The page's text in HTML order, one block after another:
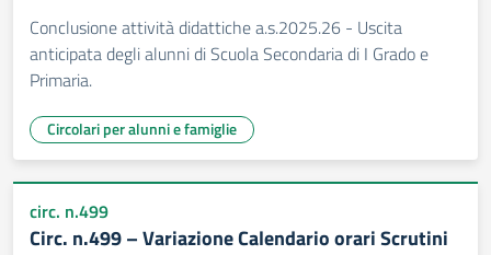
Conclusione attività didattiche a.s.2025.26 - Uscita
anticipata degli alunni di Scuola Secondaria di I Grado e
Primaria.
Circolari per alunni e famiglie
circ. n.499
Circ. n.499 – Variazione Calendario orari Scrutini